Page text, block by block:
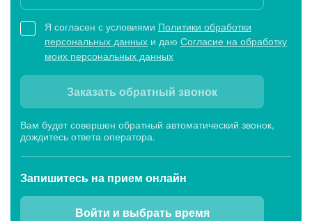
Я согласен с условиями Политики обработки
персональных данных и даю Согласие на обработку
моих персональных данных
Заказать обратный звонок
Вам будет совершен обратный автоматический звонок,
дождитесь ответа оператора.
Запишитесь на прием онлайн
Войти и выбрать время